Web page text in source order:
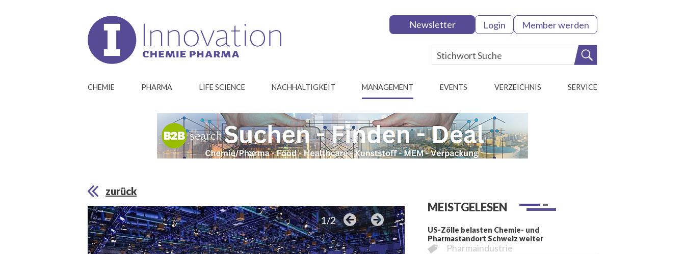
Newsletter Login Member werden
CHEMIE PHARMA LIFE SCIENCE NACHHALTIGKEIT MANAGEMENT EVENTS VERZEICHNIS SERVICE
zurück
1/2
MEISTGELESEN
US-Zölle belasten Chemie- und
Pharmastandort Schweiz weiter
Pharmaindustrie